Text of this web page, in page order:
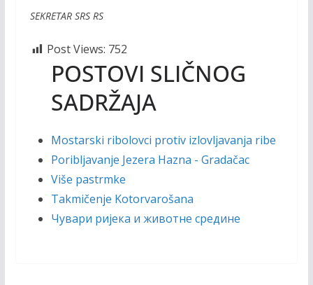
SEKRETAR SRS RS
Post Views: 752
POSTOVI SLIČNOG
SADRŽAJA
Mostarski ribolovci protiv izlovljavanja ribe
Poribljavanje Jezera Hazna - Gradačac
Više pastrmke
Takmičenje Kotorvarošana
Чувари ријека и животне средине